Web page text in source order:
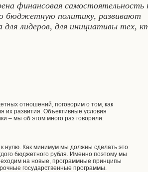
финансовая самостоятельность
бюджетную политику, развивают
лидеров, для инициативы тех,
отношений, поговорим о том, как
их развития. Объективные условия
– мы об этом много раз говорили:
нулю. Как минимум мы должны сделать это
бюджетного рубля. Именно поэтому мы
на новые, программные принципы
государственные программы.